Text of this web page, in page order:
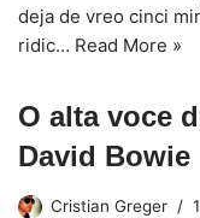
deja de vreo cinci
ridic… Read More »
O alta voce
David Bowie
Cristian Greger